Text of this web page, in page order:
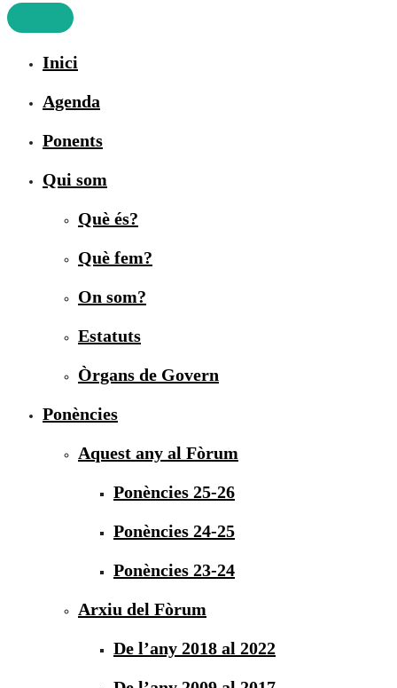
Inici
Agenda
Ponents
Qui som
Què és?
Què fem?
On som?
Estatuts
Òrgans de Govern
Ponències
Aquest any al Fòrum
Ponències 25-26
Ponències 24-25
Ponències 23-24
Arxiu del Fòrum
De l’any 2018 al 2022